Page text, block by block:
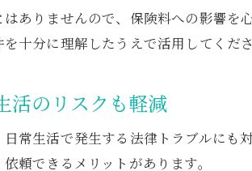
ありませんので、保険料への影響
十分に理解したうえで活用してくださ
活のリスクも軽減
常生活で発生する法律トラブルに
頼できるメリットがあります。